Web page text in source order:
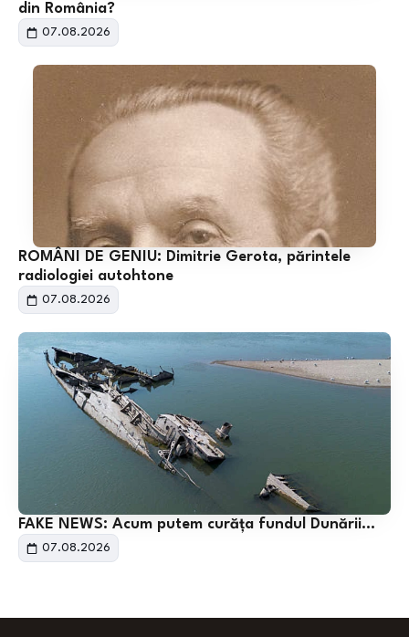
din România?
07.08.2026
ROMÂNI DE GENIU: Dimitrie Gerota, părintele
radiologiei autohtone
07.08.2026
FAKE NEWS: Acum putem curăța fundul Dunării…
07.08.2026